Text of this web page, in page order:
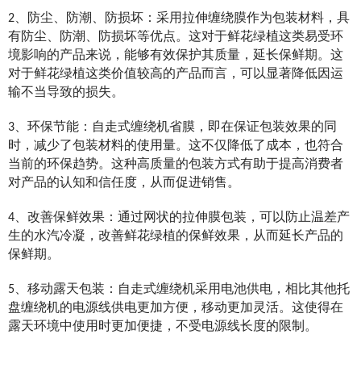
2、防尘、防潮、防损坏：采用拉伸缠绕膜作为包装材料，具
有防尘、防潮、防损坏等优点。这对于鲜花绿植这类易受环
境影响的产品来说，能够有效保护其质量，延长保鲜期。这
对于鲜花绿植这类价值较高的产品而言，可以显著降低因运
输不当导致的损失。
3、环保节能：自走式缠绕机省膜，即在保证包装效果的同
时，减少了包装材料的使用量。这不仅降低了成本，也符合
当前的环保趋势。这种高质量的包装方式有助于提高消费者
对产品的认知和信任度，从而促进销售。
4、改善保鲜效果：通过网状的拉伸膜包装，可以防止温差产
生的水汽冷凝，改善鲜花绿植的保鲜效果，从而延长产品的
保鲜期。
5、移动露天包装：自走式缠绕机采用电池供电，相比其他托
盘缠绕机的电源线供电更加方便，移动更加灵活。这使得在
露天环境中使用时更加便捷，不受电源线长度的限制。